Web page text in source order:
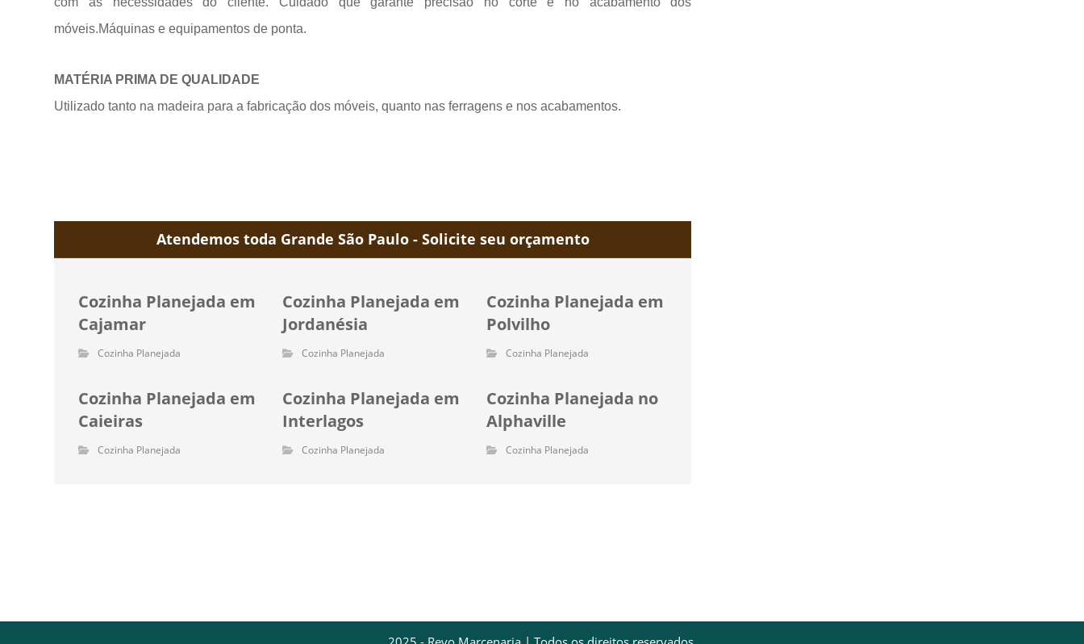
móveis.Máquinas e equipamentos de ponta.
MATÉRIA PRIMA DE QUALIDADE
Utilizado tanto na madeira para a fabricação dos móveis, quanto nas ferragens e nos acabamentos.
Atendemos toda Grande São Paulo - Solicite seu orçamento
Cozinha Planejada em
Cajamar
Cozinha Planejada
Cozinha Planejada em
Jordanésia
Cozinha Planejada
Cozinha Planejada em
Polvilho
Cozinha Planejada
Cozinha Planejada em
Caieiras
Cozinha Planejada
Cozinha Planejada em
Interlagos
Cozinha Planejada
Cozinha Planejada no
Alphaville
Cozinha Planejada